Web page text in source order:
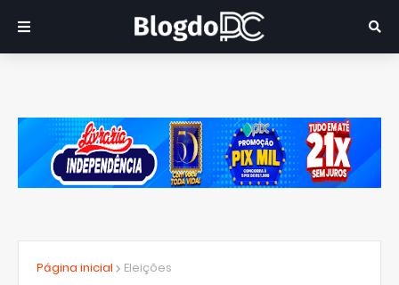
Página inicial Eleições